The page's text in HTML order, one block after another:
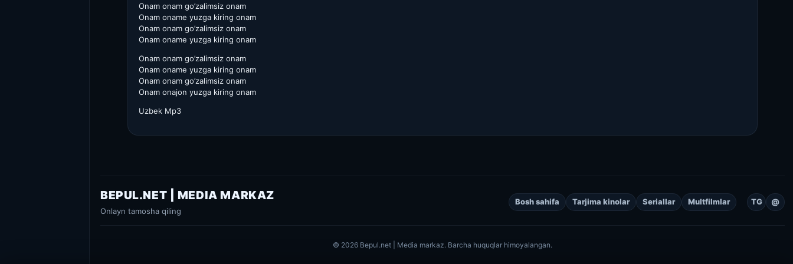
Onam onam go’zalimsiz onam
Onam oname yuzga kiring onam
Onam onam go’zalimsiz onam
Onam oname yuzga kiring onam
Onam onam go’zalimsiz onam
Onam oname yuzga kiring onam
Onam onam go’zalimsiz onam
Onam onajon yuzga kiring onam
Uzbek Mp3
BEPUL.NET | MEDIA MARKAZ
Onlayn tamosha qiling
Bosh sahifa Tarjima kinolar Seriallar Multfilmlar TG @
© 2026 Bepul.net | Media markaz. Barcha huquqlar himoyalangan.